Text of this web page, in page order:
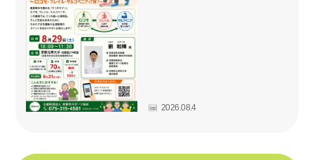
2026.08.4